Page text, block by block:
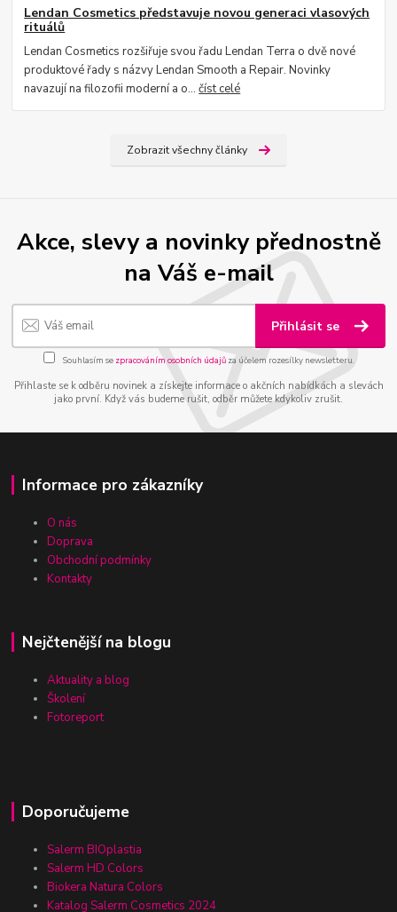
Lendan Cosmetics představuje novou generaci vlasových
rituálů
Lendan Cosmetics rozšiřuje svou řadu Lendan Terra o dvě nové
produktové řady s názvy Lendan Smooth a Repair. Novinky
navazují na filozofii moderní a o...číst celé
Zobrazit všechny články
Akce, slevy a novinky přednostně
na Váš e-mail
Přihlásit se
Souhlasím se zpracováním osobních údajůza účelem rozesílky newsletteru.
Přihlaste se k odběru novinek a získejte informace o akčních nabídkách a slevách
jako první. Když vás budeme rušit, odběr můžete kdykoliv zrušit.
Informace pro zákazníky
O nás
Doprava
Obchodní podmínky
Kontakty
Nejčtenější na blogu
Aktuality a blog
Školení
Fotoreport
Doporučujeme
Salerm BIOplastia
Salerm HD Colors
Biokera Natura Colors
Katalog Salerm Cosmetics 2024